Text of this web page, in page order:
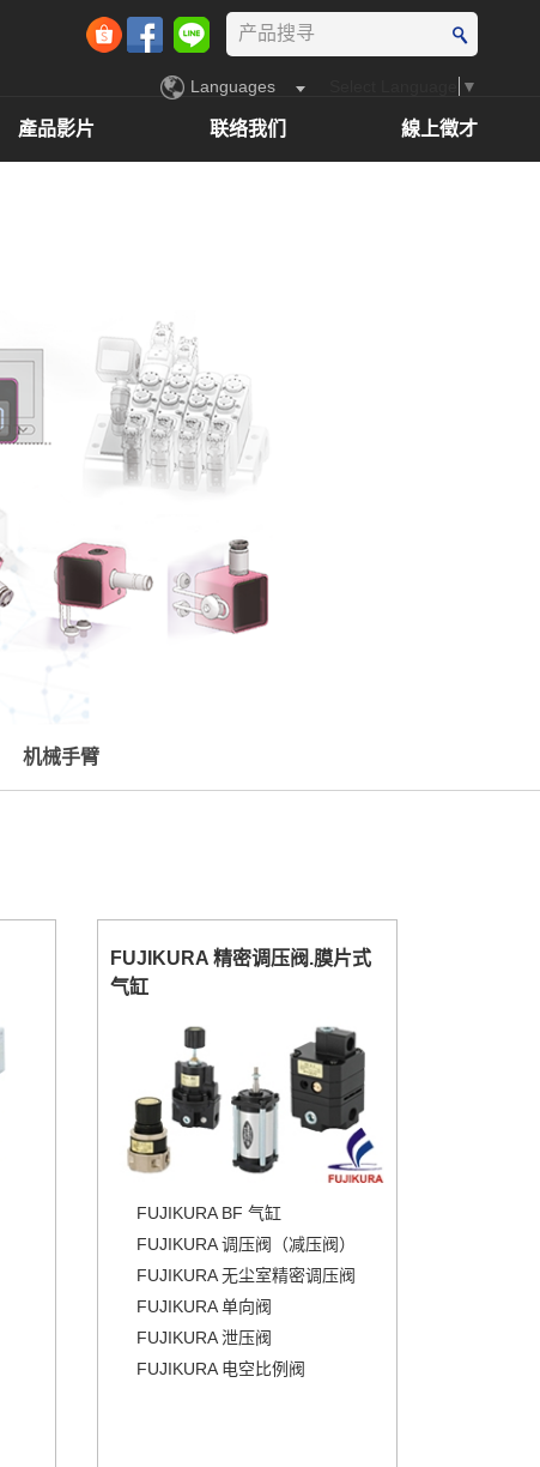
Languages ▼
產品影片 联络我们 線上徵才
机械手臂
FUJIKURA 精密调压阀.膜片式
气缸
FUJIKURA BF 气缸
FUJIKURA 调压阀（减压阀）
FUJIKURA 无尘室精密调压阀
FUJIKURA 单向阀
FUJIKURA 泄压阀
FUJIKURA 电空比例阀